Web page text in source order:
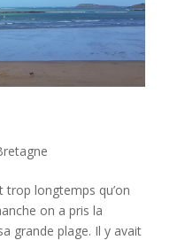
trop longtemps qu’on
on a pris la
grande plage. Il y avait